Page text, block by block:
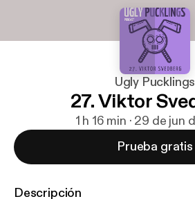
Ugly Pucklings
27. Viktor
1 h 16 min · 29 de jun
Prueba gratis
Descripción